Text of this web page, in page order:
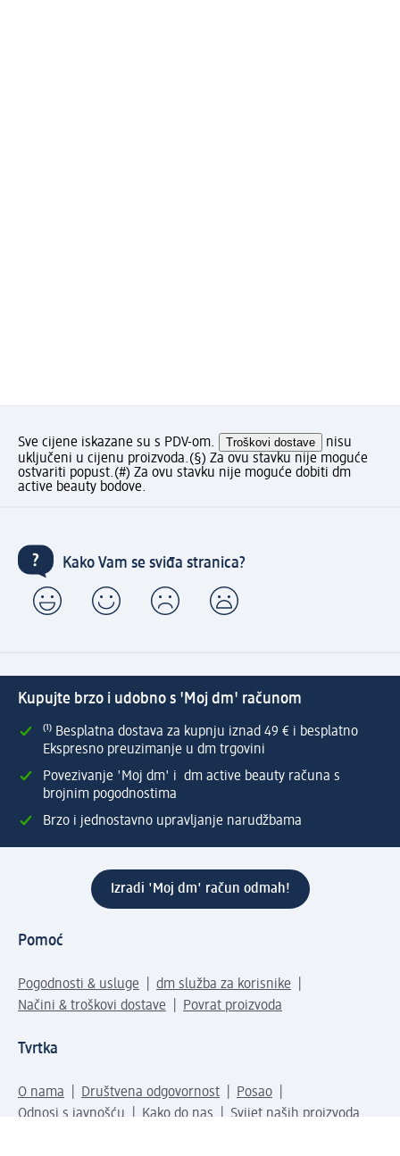
Sve cijene iskazane su s PDV-om. Troškovi dostave
nisu
uključeni u cijenu proizvoda.(§) Za ovu stavku nije moguće
ostvariti popust.(#) Za ovu stavku nije moguće dobiti dm
active beauty bodove.
Kako Vam se sviđa stranica?
Kupujte brzo i udobno s 'Moj dm' računom
⁽¹⁾ Besplatna dostava za kupnju iznad 49 € i besplatno
Ekspresno preuzimanje u dm trgovini
Povezivanje 'Moj dm' i dm active beauty računa s
brojnim pogodnostima
Brzo i jednostavno upravljanje narudžbama
Izradi 'Moj dm' račun odmah!
Pomoć
Pogodnosti & usluge
dm služba za korisnike
Načini & troškovi dostave
Povrat proizvoda
Tvrtka
O nama Društvena odgovornost
Posao
Odnosi s javnošću
Kako do nas Svijet naših proizvoda